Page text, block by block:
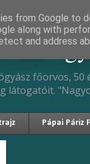
főorvos,
látogatóit.
Pápai Páriz
from Google to
along with
and address